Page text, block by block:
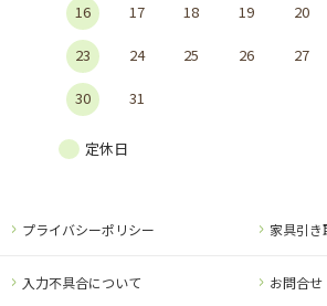
16 17 18 19 20
23 24 25 26 27
30 31
定休日
プライバシーポリシー 家具引き
入力不具合について お問合せ